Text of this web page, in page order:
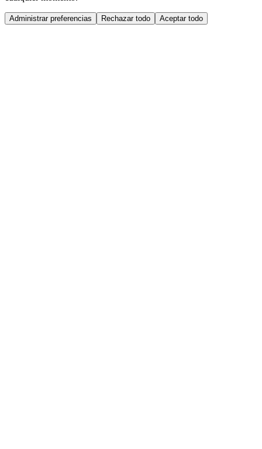
Administrar preferencias Rechazar todo Aceptar todo